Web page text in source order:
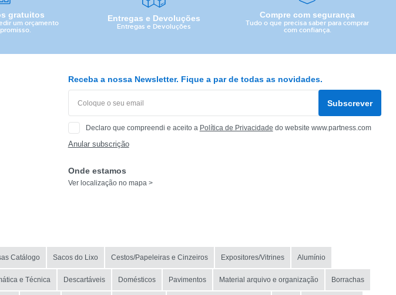
gratuitos
um orçamento
Entregas e Devoluções
Entregas e Devoluções
Compre com segurança
Tudo o que precisa saber para comprar
com confiança.
Receba a nossa Newsletter. Fique a par de todas as novidades.
Subscrever
Declaro que compreendi e aceito a Política de Privacidade do website www.partness.com
Anular subscrição
Onde estamos
Ver localização no mapa >
Catálogo Sacos do Lixo Cestos/Papeleiras e Cinzeiros Expositores/Vitrines Alumínio
e Técnica Descartáveis Domésticos Pavimentos Material arquivo e organização Borrachas